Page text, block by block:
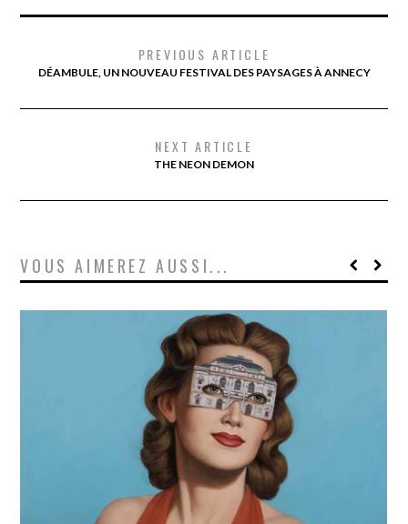
PREVIOUS ARTICLE
DÉAMBULE, UN NOUVEAU FESTIVAL DES PAYSAGES À ANNECY
NEXT ARTICLE
THE NEON DEMON
VOUS AIMEREZ AUSSI...